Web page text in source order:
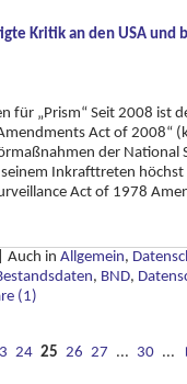
Kritik an den USA und
für „Prism“ Seit 2008 ist
Act of 2008“
der National
seinem Inkrafttreten
Act of 1978
Auch in Allgemein,
, BND,
(1)
24 25 26 27 ... 30 ...